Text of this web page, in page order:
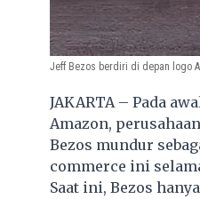
Jeff Bezos berdiri di depan logo
JAKARTA – Pada
Amazon,
Bezos mundur
commerce ini
Saat ini, Bezos